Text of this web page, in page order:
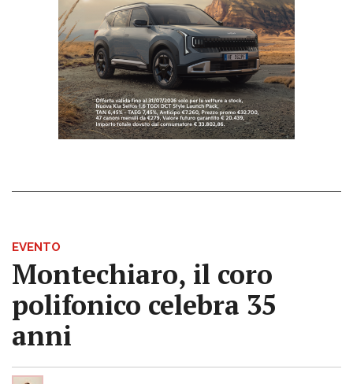
EVENTO
Montechiaro, il coro
polifonico celebra 35
anni